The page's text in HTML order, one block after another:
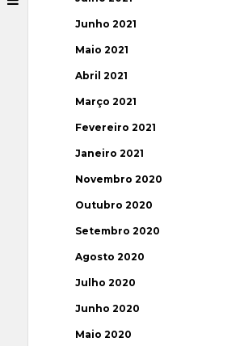
Junho 2021
Maio 2021
Abril 2021
Março 2021
Fevereiro 2021
Janeiro 2021
Novembro 2020
Outubro 2020
Setembro 2020
Agosto 2020
Julho 2020
Junho 2020
Maio 2020